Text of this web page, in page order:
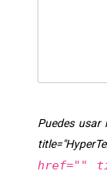
Puedes usar
href=""